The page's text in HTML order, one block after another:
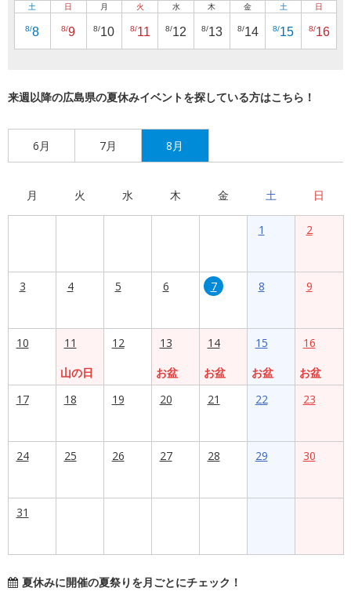
土
8/8
日
8/9
月
8/10
火
8/11
水
8/12
木
8/13
金
8/14
土
8/15
日
8/16
来週以降の広島県の夏休みイベントを探している方はこちら！
6月 7月 8月
月 火 水 木 金 土 日
1 2
3 4 5 6 7 8 9
10
11
山の日
12
13
お盆
14
お盆
15
お盆
16
お盆
17
18 19 20 21 22 23
24 25 26 27 28 29 30
31
夏休みに開催の夏祭りを月ごとにチェック！